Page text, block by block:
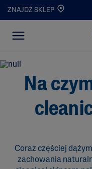
ZNAJDŹ SKLEP
Na
Coraz częściej
zachowania